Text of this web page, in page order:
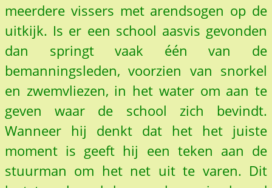
meerdere vissers met arendsogen op de
uitkijk. Is er een school aasvis gevonden
dan springt vaak één van de
bemanningsleden, voorzien van snorkel
en zwemvliezen, in het water om aan te
geven waar de school zich bevindt.
Wanneer hij denkt dat het het juiste
moment is geeft hij een teken aan de
stuurman om het net uit te varen. Dit